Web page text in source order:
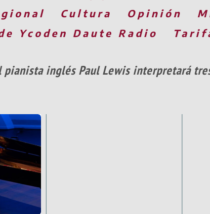
Cultura Opinión
Ycoden Daute Radio
pianista inglés Paul Lewis interpretará